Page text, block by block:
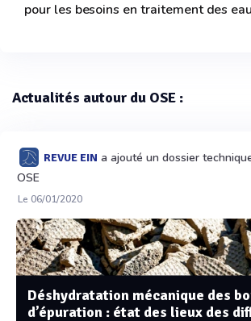
pour les besoins en traitement des
Actualités autour du OSE :
REVUE EIN a ajouté un dossier
OSE
Le 06/01/2020
Déshydratation mécanique des
d’épuration : état des lieux des